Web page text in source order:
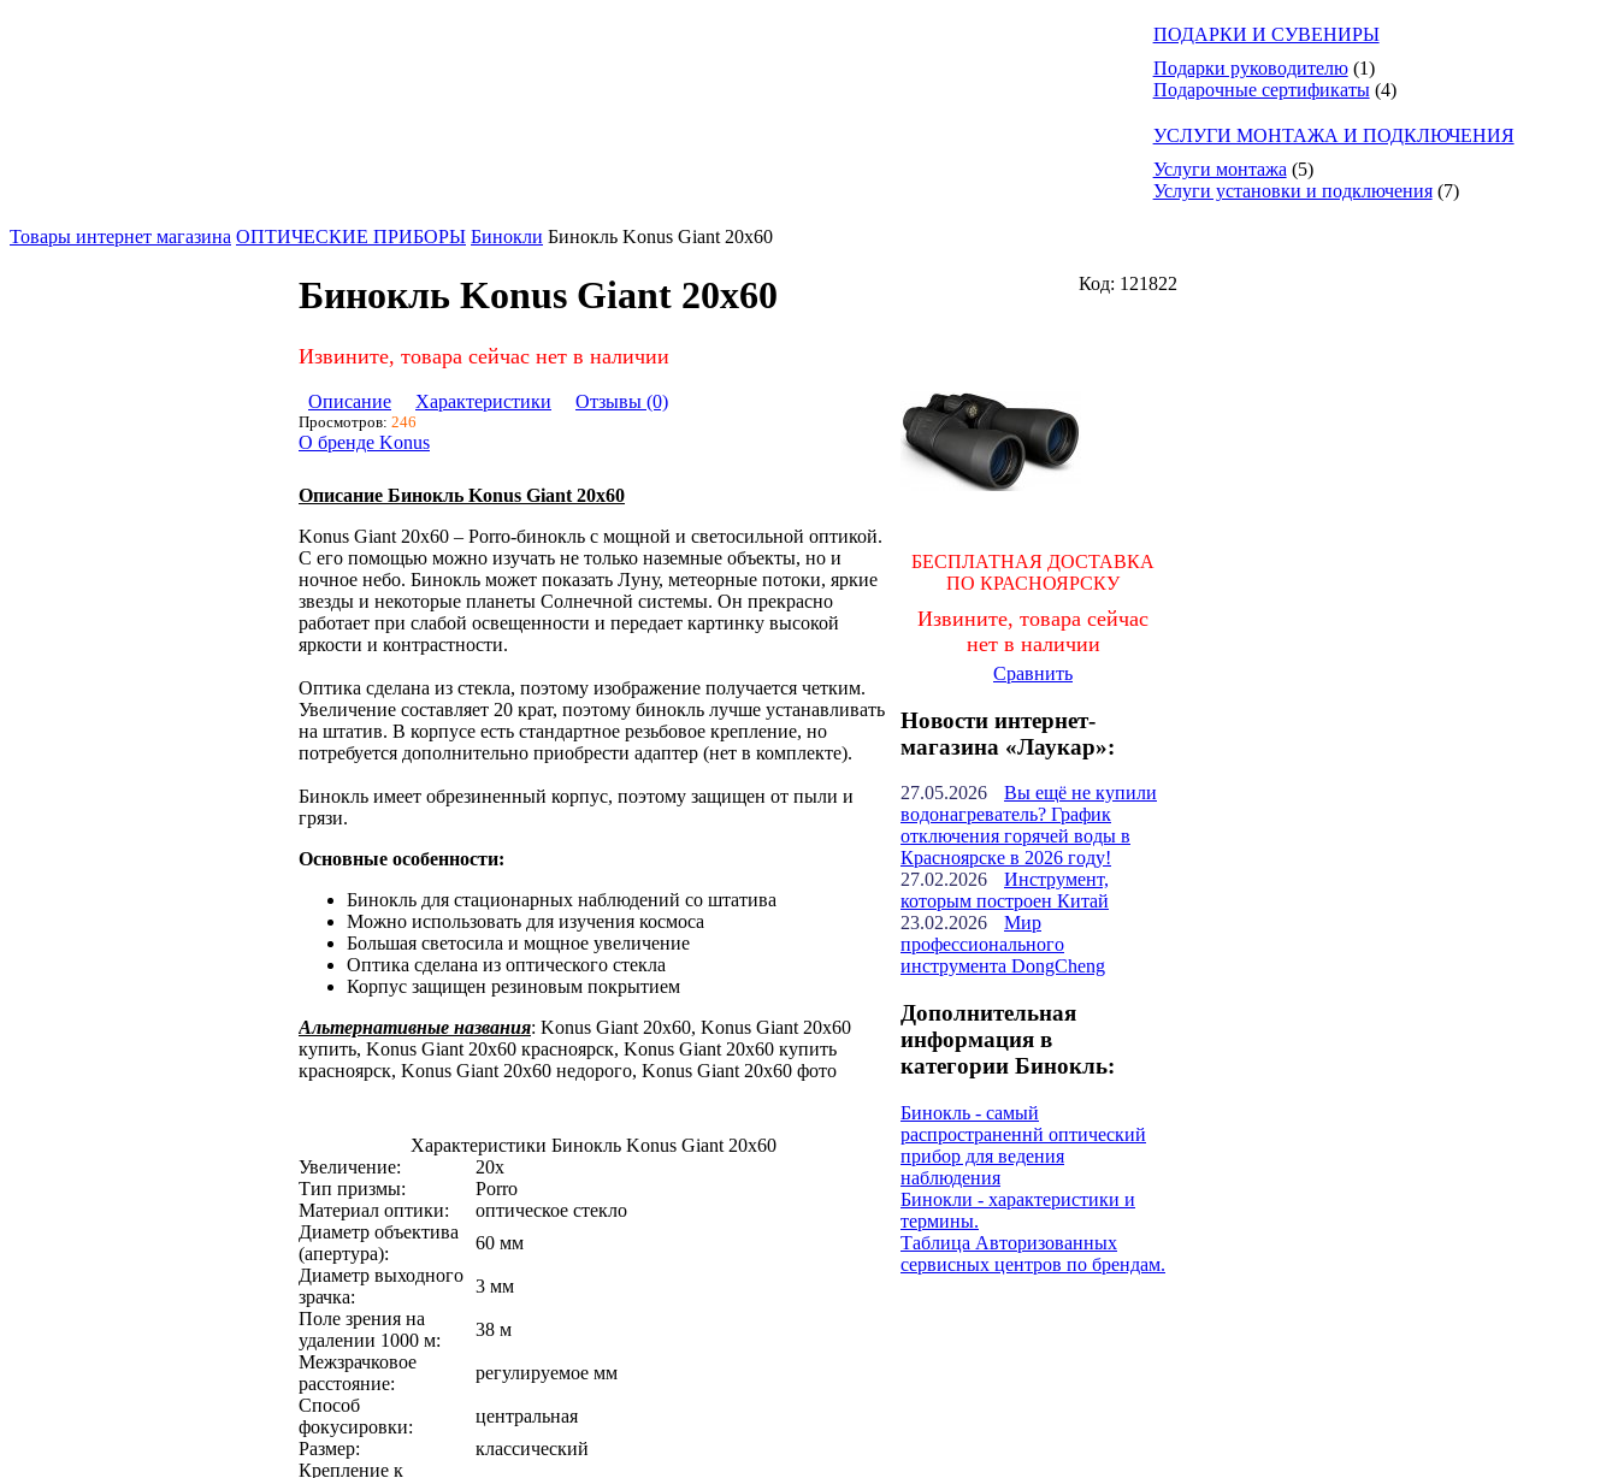
ПОДАРКИ И СУВЕНИРЫ
Подарки руководителю (1)
Подарочные сертификаты (4)
УСЛУГИ МОНТАЖА И ПОДКЛЮЧЕНИЯ
Услуги монтажа (5)
Услуги установки и подключения (7)
Товары интернет магазина ОПТИЧЕСКИЕ ПРИБОРЫ Бинокли Бинокль Konus Giant 20x60
Код: 121822
Бинокль Konus Giant 20x60
Извините, товара сейчас нет в наличии
БЕСПЛАТНАЯ ДОСТАВКА
ПО КРАСНОЯРСКУ
Извините, товара сейчас
нет в наличии
Сравнить
Новости интернет-
магазина «Лаукар»:
27.05.2026
Вы ещё не купили
водонагреватель? График
отключения горячей воды в
Красноярске в 2026 году!
27.02.2026
Инструмент,
которым построен Китай
23.02.2026
Мир
профессионального
инструмента DongCheng
Дополнительная
информация в
категории Бинокль:
Бинокль - самый
распространеннй оптический
прибор для ведения
наблюдения
Бинокли - характеристики и
термины.
Таблица Авторизованных
сервисных центров по брендам.
Описание Характеристики Отзывы (0)
Просмотров: 246
О бренде Konus
Описание Бинокль Konus Giant 20x60
Konus Giant 20x60 – Porro-бинокль с мощной и светосильной оптикой.
С его помощью можно изучать не только наземные объекты, но и
ночное небо. Бинокль может показать Луну, метеорные потоки, яркие
звезды и некоторые планеты Солнечной системы. Он прекрасно
работает при слабой освещенности и передает картинку высокой
яркости и контрастности.
Оптика сделана из стекла, поэтому изображение получается четким.
Увеличение составляет 20 крат, поэтому бинокль лучше устанавливать
на штатив. В корпусе есть стандартное резьбовое крепление, но
потребуется дополнительно приобрести адаптер (нет в комплекте).
Бинокль имеет обрезиненный корпус, поэтому защищен от пыли и
грязи.
Основные особенности:
Бинокль для стационарных наблюдений со штатива
Можно использовать для изучения космоса
Большая светосила и мощное увеличение
Оптика сделана из оптического стекла
Корпус защищен резиновым покрытием
Альтернативные названия: Konus Giant 20x60, Konus Giant 20x60
купить, Konus Giant 20x60 красноярск, Konus Giant 20x60 купить
красноярск, Konus Giant 20x60 недорого, Konus Giant 20x60 фото
Характеристики Бинокль Konus Giant 20x60
Увеличение:
20x
Тип призмы:
Porro
Материал оптики:
оптическое стекло
Диаметр объектива
(апертура):
60 мм
Диаметр выходного
зрачка:
3 мм
Поле зрения на
удалении 1000 м:
38 м
Межзрачковое
расстояние:
регулируемое мм
Способ
фокусировки:
центральная
Размер:
классический
Крепление к